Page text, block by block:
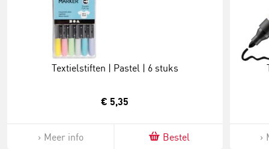
Textielstiften | Pastel | 6 stuks
€ 5,35
Meer info Bestel